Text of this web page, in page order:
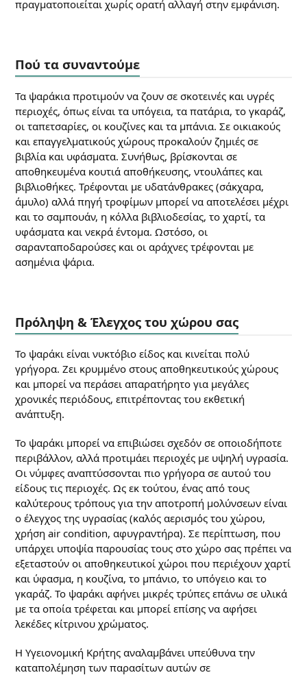
πραγματοποιείται χωρίς ορατή αλλαγή στην εμφάνιση.
Πού τα συναντούμε
Τα ψαράκια προτιμούν να ζουν σε σκοτεινές και υγρές
περιοχές, όπως είναι τα υπόγεια, τα πατάρια, το γκαράζ,
οι ταπετσαρίες, οι κουζίνες και τα μπάνια. Σε οικιακούς
και επαγγελματικούς χώρους προκαλούν ζημιές σε
βιβλία και υφάσματα. Συνήθως, βρίσκονται σε
αποθηκευμένα κουτιά αποθήκευσης, ντουλάπες και
βιβλιοθήκες. Τρέφονται με υδατάνθρακες (σάκχαρα,
άμυλο) αλλά πηγή τροφίμων μπορεί να αποτελέσει μέχρι
και το σαμπουάν, η κόλλα βιβλιοδεσίας, το χαρτί, τα
υφάσματα και νεκρά έντομα. Ωστόσο, οι
σαρανταποδαρούσες και οι αράχνες τρέφονται με
ασημένια ψάρια.
Πρόληψη & Έλεγχος του χώρου σας
Το ψαράκι είναι νυκτόβιο είδος και κινείται πολύ
γρήγορα. Ζει κρυμμένο στους αποθηκευτικούς χώρους
και μπορεί να περάσει απαρατήρητο για μεγάλες
χρονικές περιόδους, επιτρέποντας του εκθετική
ανάπτυξη.
Το ψαράκι μπορεί να επιβιώσει σχεδόν σε οποιοδήποτε
περιβάλλον, αλλά προτιμάει περιοχές με υψηλή υγρασία.
Οι νύμφες αναπτύσσονται πιο γρήγορα σε αυτού του
είδους τις περιοχές. Ως εκ τούτου, ένας από τους
καλύτερους τρόπους για την αποτροπή μολύνσεων είναι
ο έλεγχος της υγρασίας (καλός αερισμός του χώρου,
χρήση air condition, αφυγραντήρα). Σε περίπτωση, που
υπάρχει υποψία παρουσίας τους στο χώρο σας πρέπει να
εξεταστούν οι αποθηκευτικοί χώροι που περιέχουν χαρτί
και ύφασμα, η κουζίνα, το μπάνιο, το υπόγειο και το
γκαράζ. Το ψαράκι αφήνει μικρές τρύπες επάνω σε υλικά
με τα οποία τρέφεται και μπορεί επίσης να αφήσει
λεκέδες κίτρινου χρώματος.
Η Υγειονομική Κρήτης αναλαμβάνει υπεύθυνα την
καταπολέμηση των παρασίτων αυτών σε